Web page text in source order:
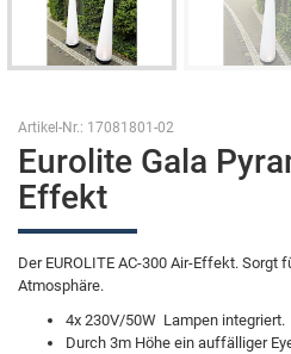
Artikel-Nr.: 17081801-02
Eurolite Gala
Effekt
Der EUROLITE AC-300 Air-Effekt. Sorgt
Atmosphäre.
4x 230V/50W Lampen integriert.
Durch 3m Höhe ein auffälliger